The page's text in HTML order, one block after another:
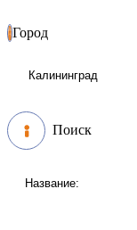
Город
Поиск